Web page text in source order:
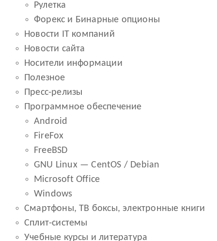
Рулетка
Форекс и Бинарные опционы
Новости IT компаний
Новости сайта
Носители информации
Полезное
Пресс-релизы
Программное обеспечение
Android
FireFox
FreeBSD
GNU Linux — CentOS / Debian
Microsoft Office
Windows
Смартфоны, ТВ боксы, электронные книги
Сплит-системы
Учебные курсы и литература